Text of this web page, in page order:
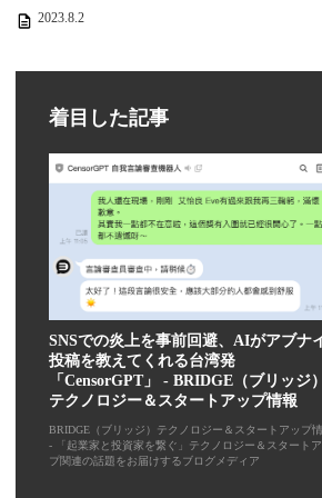
2023.8.2
着目した記事
SNSでの炎上を事前回避、AIがアブナ
投稿を教えてくれる台湾発
「CensorGPT」 - BRIDGE（ブリッジ）
テクノロジー＆スタートアップ情報
BRIDGE（ブリッジ）テクノロジー＆スタートアップ
- 「起業家と投資家を繋ぐ」テクノロジー＆スタートア
プ関連の話題をお届けするブログメディア